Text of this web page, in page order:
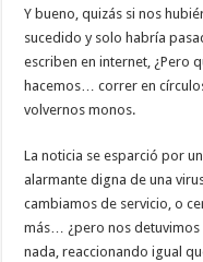
Y bueno, quizás si nos
sucedido y solo habría
escriben en internet, ¿Pero
hacemos… correr en
volvernos monos.
La noticia se esparció por
alarmante digna de una
cambiamos de servicio, o
más… ¿pero nos detuvimos
nada, reaccionando igual